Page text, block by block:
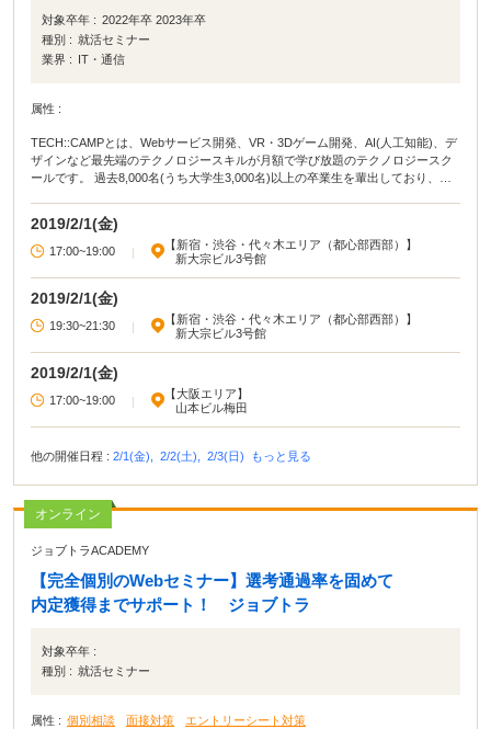
対象卒年 : 2022年卒 2023年卒
種別 : 就活セミナー
業界 :
IT・通信
属性 :
TECH::CAMPとは、Webサービス開発、VR・3Dゲーム開発、AI(人工知能)、デ
ザインなど最先端のテクノロジースキルが月額で学び放題のテクノロジースク
ールです。 過去8,000名(うち大学生3,000名)以上の卒業生を輩出しており、国
ませんか？ 以下では、時間のある学生こそプログラミングを学ぶべき3つの理
由を紹介します。 ①短期集中で一気に学べる 学生のうちは社会人と比べて時間
に余裕があり、確実に学び切ることができます。過去、多くの学生が 未経験か
で学習することで、飛躍的にスキルを伸ばすことができます。 ②就職活動の武
器にすることができる IT企業でなくとも、書類審査でプログラミングスキルの
有無が問われる時代です。プログラミングを身につけると 他の学生と大きく差
をつけ、就職活動を優位に進めることができます。 就職できる企業が変わる可
能性も大いにあります。 過去4,000人のTECH::CAMPを卒業した大学生も名だ
たる企業への就職が決定しています。 ③最新のテクノロジーへの理解が深まる
人工知能やブロックチェーンといったテクノロジーをニュースで聞かない日は
ります。
2019/2/1(金)
17:00~19:00 |
【新宿・渋谷・代々木エリア（都心部西部）】
新大宗ビル3号館
2019/2/1(金)
19:30~21:30 |
【新宿・渋谷・代々木エリア（都心部西部）】
新大宗ビル3号館
2019/2/1(金)
17:00~19:00 |
【大阪エリア】
山本ビル梅田
他の開催日程 : 2/1(金), 2/2(土), 2/3(日) もっと見る
オンライン
ジョブトラACADEMY
【完全個別のWebセミナー】選考通過率を固めて
内定獲得までサポート！ ジョブトラ
対象卒年 :
種別 : 就活セミナー
属性 : 個別相談 面接対策 エントリーシート対策